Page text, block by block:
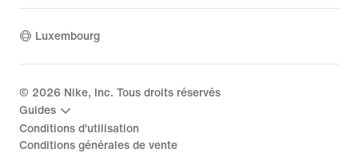
Luxembourg
© 2026 Nike, Inc. Tous droits réservés
Guides
Conditions d'utilisation
Conditions générales de vente